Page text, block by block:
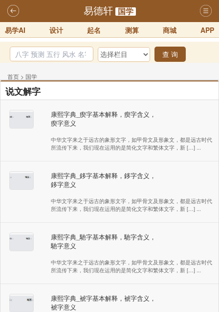
易德轩 国学
易学AI 设计 起名 测算 商城 APP
查 询
首页 > 国学
说文解字
康熙字典_瘈字基本解释，瘈字含义，
瘈字意义
中华文字来之于远古的象形文字，如甲骨文及形象文，都是远古时代
所流传下来，我们现在运用的是简化文字和繁体文字，新 […] ...
康熙字典_鉹字基本解释，鉹字含义，
鉹字意义
中华文字来之于远古的象形文字，如甲骨文及形象文，都是远古时代
所流传下来，我们现在运用的是简化文字和繁体文字，新 […] ...
康熙字典_馳字基本解释，馳字含义，
馳字意义
中华文字来之于远古的象形文字，如甲骨文及形象文，都是远古时代
所流传下来，我们现在运用的是简化文字和繁体文字，新 […] ...
康熙字典_裭字基本解释，裭字含义，
裭字意义